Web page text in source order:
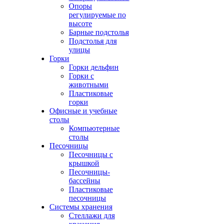
Опоры
регулируемые по
высоте
Барные подстолья
Подстолья для
улицы
Горки
Горки дельфин
Горки с
животными
Пластиковые
горки
Офисные и учебные
столы
Компьютерные
столы
Песочницы
Песочницы с
крышкой
Песочницы-
бассейны
Пластиковые
песочницы
Системы хранения
Стеллажи для